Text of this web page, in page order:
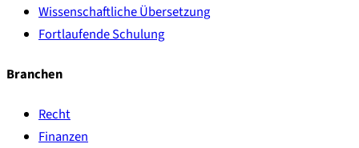
Wissenschaftliche Übersetzung
Fortlaufende Schulung
Branchen
Recht
Finanzen